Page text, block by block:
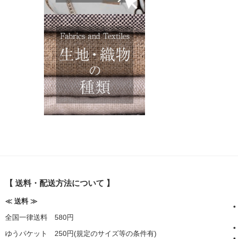
【 送料・配送方法について 】
≪ 送料 ≫
全国一律送料 580円
ゆうパケット 250円(規定のサイズ等の条件有)